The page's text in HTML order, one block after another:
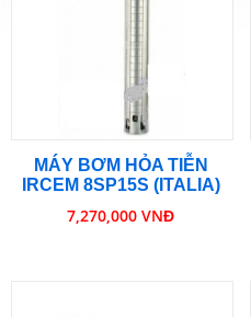
MÁY BƠM HỎA TIỄN
IRCEM 8SP15S (ITALIA)
7,270,000 VNĐ